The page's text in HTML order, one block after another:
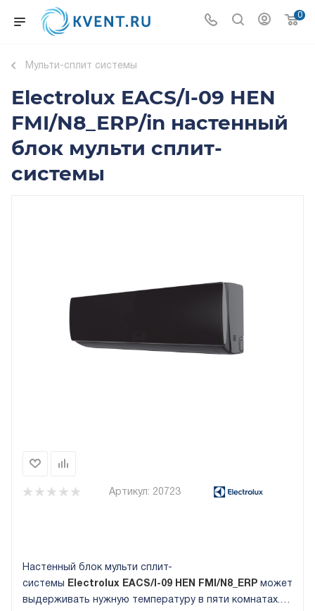
0
Мульти-сплит системы
Electrolux EACS/I-09 HEN
FMI/N8_ERP/in настенный
блок мульти сплит-
системы
Артикул: 20723
Настенный блок мульти сплит-
системы
Electrolux EACS/ -09 HEN FMI / N 8_ ERP может
выдерживать нужную температуру в пяти комнатах.